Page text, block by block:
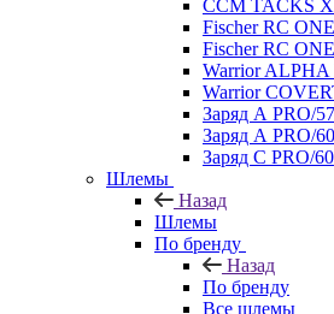
CCM TACKS
Fischer RC
Fischer RC
Warrior
Warrior
Заряд А PRO/57
Заряд А PRO/60
Заряд С PRO/60
Шлемы
Назад
Шлемы
По бренду
Назад
По бренду
Все шлемы